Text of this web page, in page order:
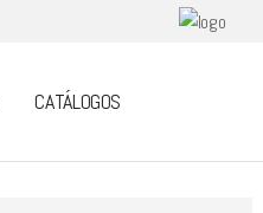
CATÁLOGOS